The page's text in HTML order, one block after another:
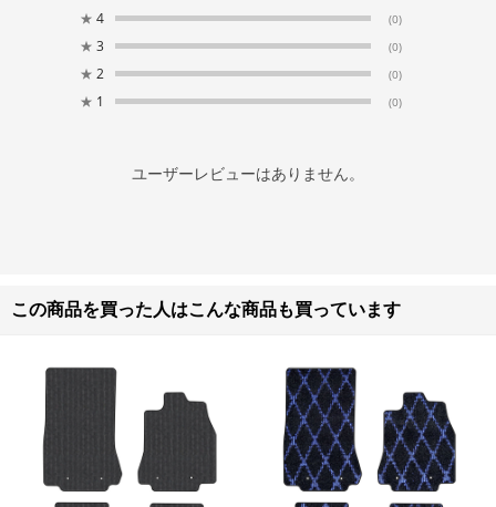
★ 4 (0)
★ 3 (0)
★ 2 (0)
★ 1 (0)
ユーザーレビューはありません。
この商品を買った人はこんな商品も買っています